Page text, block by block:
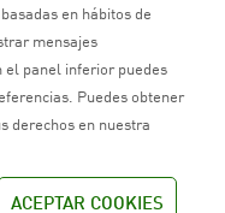
en hábitos de
mensajes
el panel inferior puedes
Puedes obtener
derechos en nuestra
ACEPTAR COOKIES